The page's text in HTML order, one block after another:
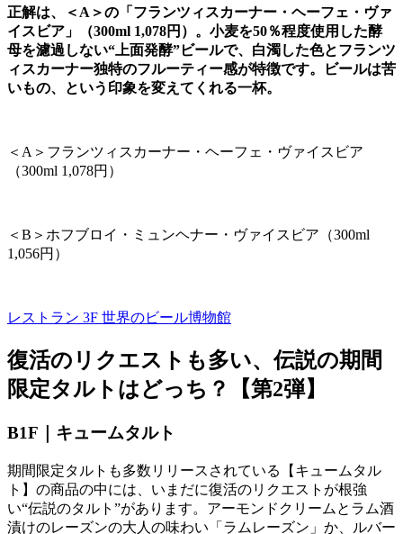
正解は、＜A＞の「フランツィスカーナー・ヘーフェ・ヴァ
イスビア」（300ml 1,078円）。小麦を50％程度使用した酵
母を濾過しない“上面発酵”ビールで、白濁した色とフランツ
ィスカーナー独特のフルーティー感が特徴です。ビールは苦
いもの、という印象を変えてくれる一杯。
＜ A ＞フランツィスカーナー・ヘーフェ・ヴァイスビア
（300ml 1,078円）
＜ B ＞ホフブロイ・ミュンヘナー・ヴァイスビア（300ml
1,056円）
レストラン 3F 世界のビール博物館
復活のリクエストも多い、伝説の期間
限定タルトはどっち？【第2弾】
B1F｜キュームタルト
期間限定タルトも多数リリースされている【キュームタル
ト】の商品の中には、いまだに復活のリクエストが根強
い“伝説のタルト”があります。アーモンドクリームとラム酒
漬けのレーズンの大人の味わい「ラムレーズン」か、ルバー